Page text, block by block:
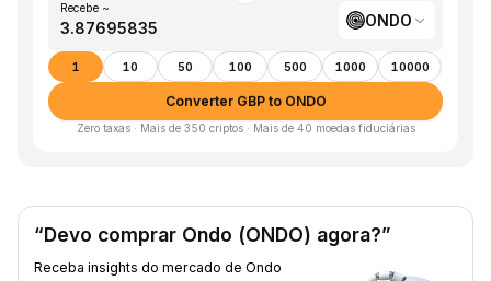
Recebe ~
ONDO
1 10 50 100 500 1000 10000
Converter GBP to ONDO
Zero taxas · Mais de 350 criptos · Mais de 40 moedas fiduciárias
“Devo comprar Ondo (ONDO) agora?”
Receba insights do mercado de Ondo